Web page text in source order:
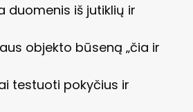
duomenis iš jutiklių ir
objekto būseną „čia ir
testuoti pokyčius ir